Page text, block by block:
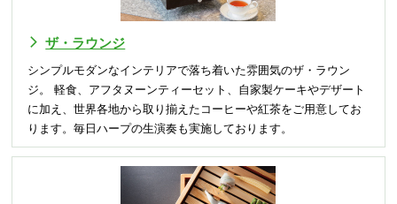
ザ・ラウンジ
シンプルモダンなインテリアで落ち着いた雰囲気のザ・ラウン
ジ。 軽食、アフタヌーンティーセット、自家製ケーキやデザート
に加え、世界各地から取り揃えたコーヒーや紅茶をご用意してお
ります。毎日ハープの生演奏も実施しております。